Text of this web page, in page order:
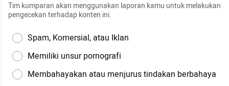
Tim kumparan akan menggunakan laporan kamu untuk melakukan
pengecekan terhadap konten ini.
Spam, Komersial, atau Iklan
Memiliki unsur pornografi
Membahayakan atau menjurus tindakan berbahaya